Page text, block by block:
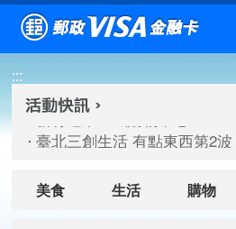
跳到主要內容區塊
:::
新竹遠東巨城購物中心 2026
桃園大江國際購物中心 好饗
新竹遠東巨城購物中心 2026
臺北三創生活 有點東西第2
美食 生活 購物